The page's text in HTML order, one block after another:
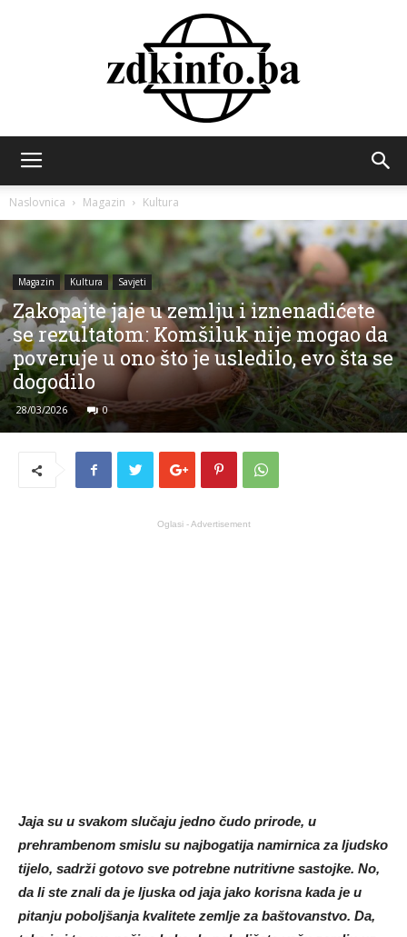
INFO
Naslovnica Magazin Kultura
Magazin Kultura Savjeti
Zakopajte jaje u zemlju i iznenadićete
se rezultatom: Komšiluk nije mogao da
poveruje u ono što je usledilo, evo šta se
dogodilo
28/03/2026 0
Oglasi - Advertisement
Jaja su u svakom slučaju jedno čudo prirode, u
prehrambenom smislu su najbogatija namirnica za ljudsko
tijelo, sadrži gotovo sve potrebne nutritivne sastojke. No,
da li ste znali da je ljuska od jaja jako korisna kada je u
pitanju poboljšanja kvalitete zemlje za baštovanstvo. Da,